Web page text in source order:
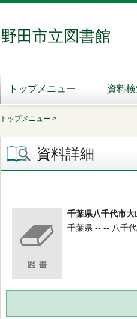
野田市立図書館
トップメニュー 資料
トップメニュー >
資料詳細
千葉県八千代市
千葉県 -- -- 八千